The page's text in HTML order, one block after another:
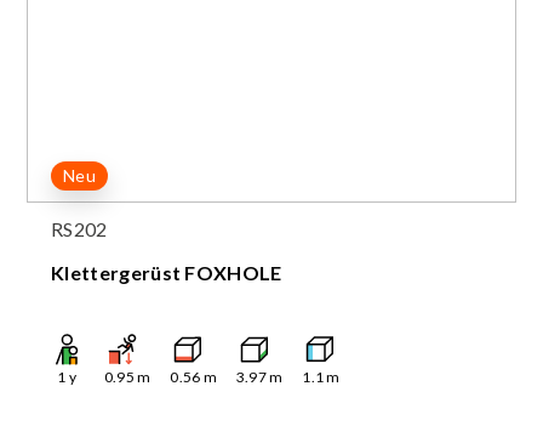
Neu
RS202
Klettergerüst FOXHOLE
1 y 0.95 m 0.56 m 3.97m 1.1m